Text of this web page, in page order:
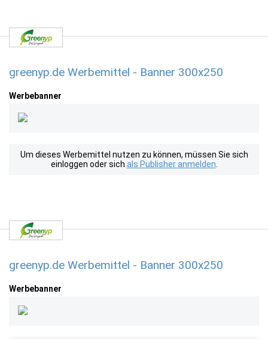
greenyp.de Werbemittel - Banner 300x250
Werbebanner
Um dieses Werbemittel nutzen zu können, müssen Sie sich
einloggen oder sich als Publisher anmelden
greenyp.de Werbemittel - Banner 300x250
Werbebanner